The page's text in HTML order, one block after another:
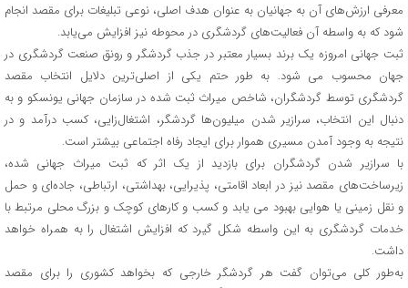
معرفی ارزش‌های آن به جهانیان به عنوان هدف اصلی، نوعی تبلیغات برای مقصد انجام
شود که به واسطه آن فعالیت‌های گردشگری در محوطه نیز افزایش می‌یابد.
ثبت جهانی امروزه یک برند بسیار معتبر در جذب گردشگر و رونق صنعت گردشگری در
جهان محسوب می شود. به طور حتم یکی از اصلی‌ترین دلایل انتخاب مقصد
گردشگری توسط گردشگران، شاخص میراث ثبت شده در سازمان جهانی یونسکو و به
دنبال این انتخاب، سرازیر شدن میلیون‌ها گردشگر، اشتغال‌زایی، کسب درآمد و در
نتیجه به وجود آمدن مسیری هموار برای ایجاد رفاه اجتماعی بیشتر است.
با سرازیر شدن گردشگران برای بازدید از یک اثر که ثبت میراث جهانی شده،
زیرساخت‌های مقصد نیز در ابعاد اقامتی، پذیرایی، بهداشتی، ارتباطی، جاده‌ای و حمل
و نقل زمینی یا هوایی بهبود می یابد و کسب و کارهای کوچک و بزرگ محلی مرتبط با
خدمات گردشگری به این واسطه شکل گیرد که افزایش اشتغال را به همراه خواهد
داشت.
به‌طور کلی می‌توان گفت هر گردشگر خارجی که بخواهد کشوری را برای مقصد